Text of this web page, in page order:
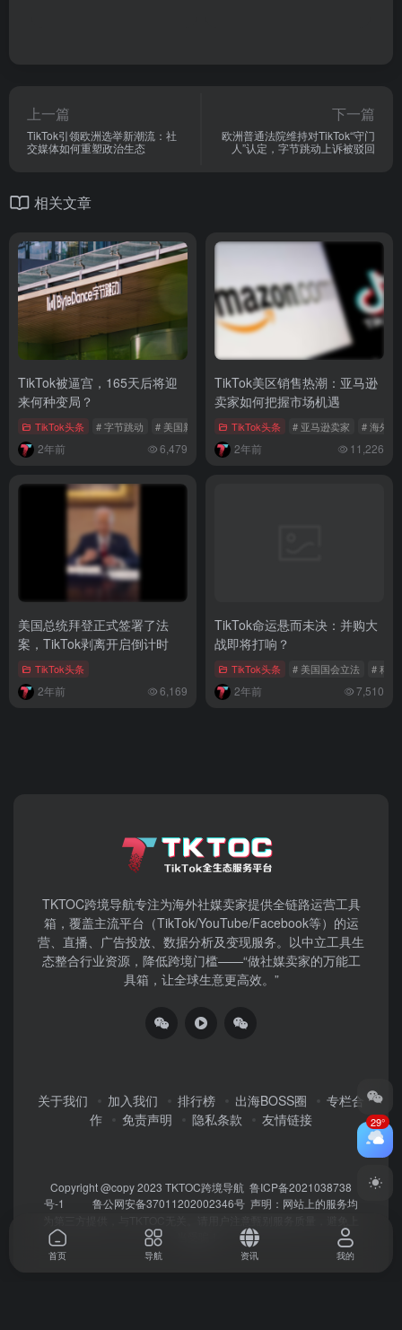
上一篇
TikTok引领欧洲选举新潮流：社
交媒体如何重塑政治生态
下一篇
欧洲普通法院维持对TikTok“守门
人”认定，字节跳动上诉被驳回
相关文章
TikTok被逼宫，165天后将迎
来何种变局？
TikTok头条 # 字节跳动 # 美国新法案 # TikTok被逼宫
2年前 6,479
TikTok美区销售热潮：亚马逊
卖家如何把握市场机遇
TikTok头条 # 亚马逊卖家 # 海外仓
2年前 11,226
美国总统拜登正式签署了法
案，TikTok剥离开启倒计时
TikTok头条
2年前 6,169
TikTok命运悬而未决：并购大
战即将打响？
TikTok头条 # 美国国会立法 # 科
2年前 7,510
TKTOC跨境导航​专注为海外社媒卖家提供全链路运营工具
箱，覆盖主流平台（TikTok/YouTube/Facebook等）​的运
营、直播、广告投放、数据分析及变现服务。以中立工具生
态整合行业资源，降低跨境门槛——“做社媒卖家的万能工
具箱，让全球生意更高效。”
关于我们 加入我们 排行榜 出海BOSS圈
专栏合
作
免责声明 隐私条款 友情链接
Copyright @copy 2023 TKTOC跨境导航 鲁ICP备2021038738
号-1
鲁公网安备37011202002346号 声明：网站上的服务均
29°
首页 导航 资讯 我的